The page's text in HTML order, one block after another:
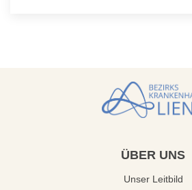
ÜBER UNS
Unser Leitbild